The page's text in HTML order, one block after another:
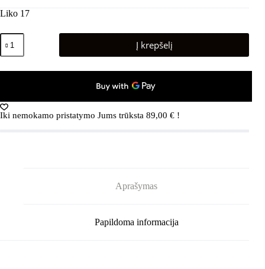
Liko 17
produkto
kiekis:
Ortopedinis
Dėlionė»
(12
Į krepšelį
Iki nemokamo pristatymo Jums trūksta 89,00 € !
Aprašymas
Papildoma informacija